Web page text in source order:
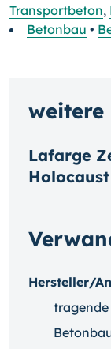
Transportbeton,
Betonbau •
Hersteller/
weitere
Lafarge